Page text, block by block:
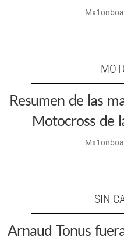
Resumen de las
Motocross de
SIN
Arnaud Tonus